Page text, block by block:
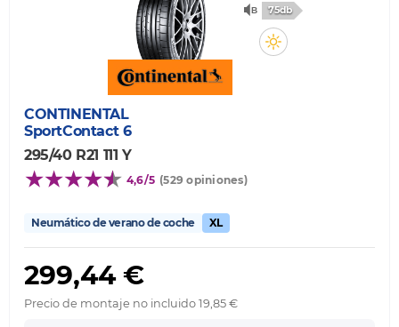
75db
CONTINENTAL
SportContact 6
295/40 R21 111 Y
4,6/5 (529 opiniones)
Neumático de verano de coche XL
299,44 €
Precio de montaje no incluido 19,85 €